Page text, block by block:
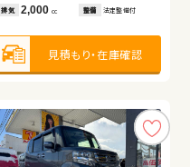
排気 2,000cc 整備 法定整備付
見積もり・在庫確認
排気 660cc 整備 法定整備付
見積もり・在庫確認
排気 1,500cc 整備 法定整備付
見積もり・在庫確認